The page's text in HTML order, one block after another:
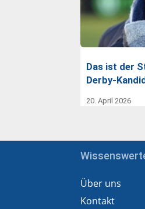
Das ist der
Derby-
20. April 2026
Über uns
Kontakt